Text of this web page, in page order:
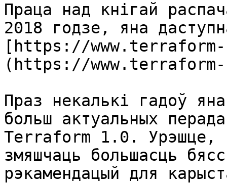
Праца над кнігай
2018 годзе, яна
[https://
(https://
Праз некалькі гадоў
больш актуальных
Terraform 1.0. Урэшце,
змяшчаць большасць
рэкамендацый для